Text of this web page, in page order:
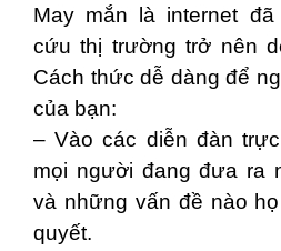
May mắn là internet
cứu thị trường trở nên
Cách thức dễ dàng để
của bạn:
– Vào các diễn đàn
mọi người đang đưa ra
và những vấn đề nào
quyết.